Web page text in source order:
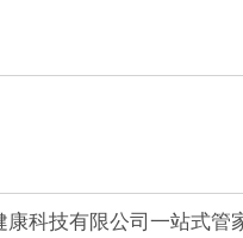
康科技有限公司一站式管